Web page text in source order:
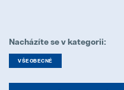
Nacházíte se v kategorii:
VŠEOBECNÉ